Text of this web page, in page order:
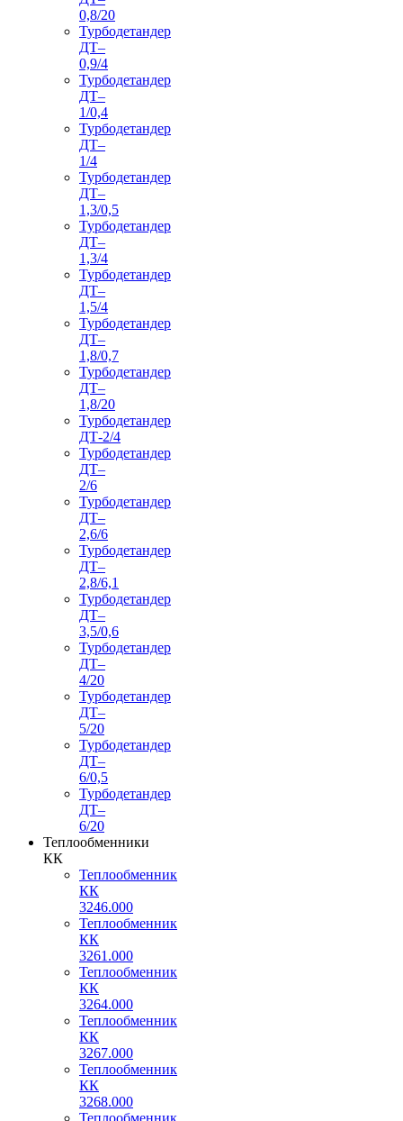
0,8/20
Турбодетандер
ДТ–
0,9/4
Турбодетандер
ДТ–
1/0,4
Турбодетандер
ДТ–
1/4
Турбодетандер
ДТ–
1,3/0,5
Турбодетандер
ДТ–
1,3/4
Турбодетандер
ДТ–
1,5/4
Турбодетандер
ДТ–
1,8/0,7
Турбодетандер
ДТ–
1,8/20
Турбодетандер
ДТ-2/4
Турбодетандер
ДТ–
2/6
Турбодетандер
ДТ–
2,6/6
Турбодетандер
ДТ–
2,8/6,1
Турбодетандер
ДТ–
3,5/0,6
Турбодетандер
ДТ–
4/20
Турбодетандер
ДТ–
5/20
Турбодетандер
ДТ–
6/0,5
Турбодетандер
ДТ–
6/20
Теплообменники
КК
Теплообменник
КК
3246.000
Теплообменник
КК
3261.000
Теплообменник
КК
3264.000
Теплообменник
КК
3267.000
Теплообменник
КК
3268.000
Теплообменник